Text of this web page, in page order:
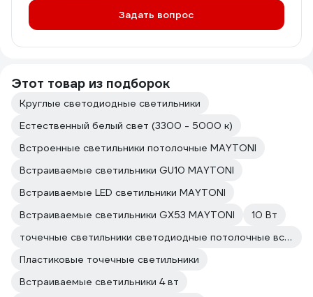
Задать вопрос
Этот товар из подборок
Круглые светодиодные светильники
Естественный белый свет (3300 - 5000 к)
Встроенные светильники потолочные MAYTONI
Встраиваемые светильники GU10 MAYTONI
Встраиваемые LED светильники MAYTONI
Встраиваемые светильники GX53 MAYTONI
10 Вт
точечные светильники светодиодные потолочные встраиваемые MAYTONI
Пластиковые точечные светильники
Встраиваемые светильники 4 вт